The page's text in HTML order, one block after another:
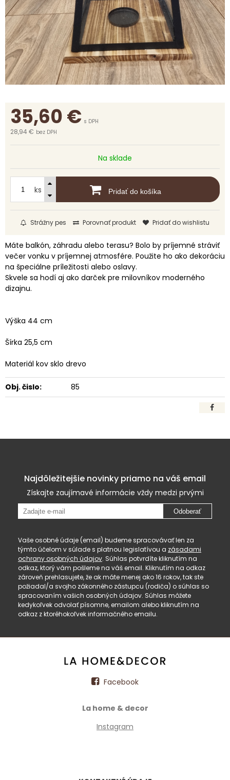
35,60€ s DPH
28,94 € bez DPH
Na sklade
ks Pridať do košíka
Strážny pes Porovnať produkt Pridať do wishlistu
Máte balkón, záhradu alebo terasu? Bolo by príjemné stráviť
večer vonku v príjemnej atmosfére. Použite ho ako dekoráciu
na špeciálne príležitosti alebo oslavy.
Skvele sa hodí aj ako darček pre milovníkov moderného
dizajnu.
Výška 44 cm
Šírka 25,5 cm
Materiál kov sklo drevo
Obj. čislo: 85
Najdôležitejšie novinky priamo na váš email
Získajte zaujímavé informácie vždy medzi prvými
Odoberať
Vaše osobné údaje (email) budeme spracovávať len za
týmto účelom v súlade s platnou legislatívou a zásadami
ochrany osobných údajov. Súhlas potvrdíte kliknutím na
odkaz, ktorý vám pošleme na váš email. Kliknutím na odkaz
zároveň prehlasujete, že ak máte menej ako 16 rokov, tak ste
požiadal/a svojho zákonného zástupcu (rodiča) o súhlas so
spracovaním vašich osobných údajov. Súhlas môžete
kedykoľvek odvolať písomne, emailom alebo kliknutím na
odkaz z ktoréhokoľvek informačného emailu.
Facebook
La home & decor
Instagram